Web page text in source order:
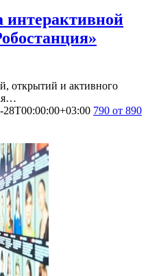
открытий и активного
28T00:00:00+03:00 790 от 890